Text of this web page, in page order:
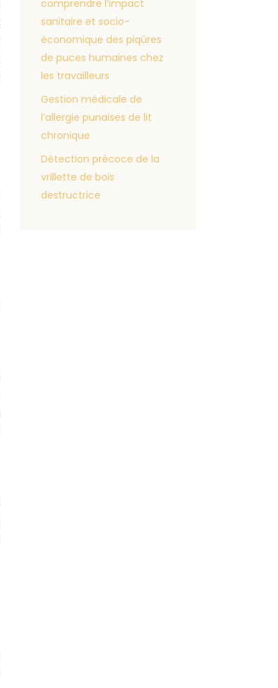
comprendre l’impact
sanitaire et socio-
économique des piqûres
de puces humaines chez
les travailleurs
Gestion médicale de
l’allergie punaises de lit
chronique
Détection précoce de la
vrillette de bois
destructrice